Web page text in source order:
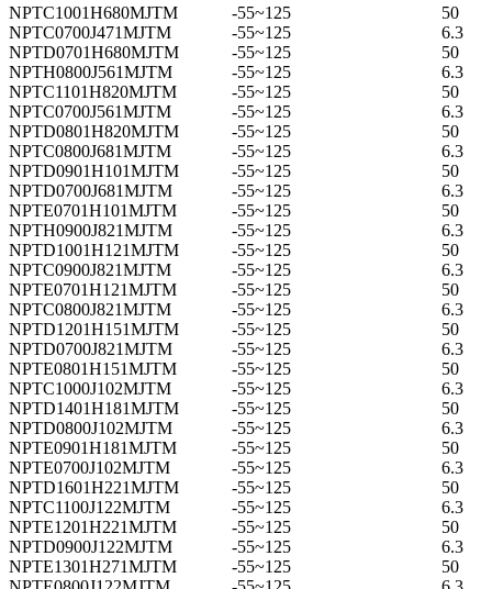
NPTC1001H680MJTM
-55~125
50
NPTC0700J471MJTM
-55~125
6.3
NPTD0701H680MJTM
-55~125
50
NPTH0800J561MJTM
-55~125
6.3
NPTC1101H820MJTM
-55~125
50
NPTC0700J561MJTM
-55~125
6.3
NPTD0801H820MJTM
-55~125
50
NPTC0800J681MJTM
-55~125
6.3
NPTD0901H101MJTM
-55~125
50
NPTD0700J681MJTM
-55~125
6.3
NPTE0701H101MJTM
-55~125
50
NPTH0900J821MJTM
-55~125
6.3
NPTD1001H121MJTM
-55~125
50
NPTC0900J821MJTM
-55~125
6.3
NPTE0701H121MJTM
-55~125
50
NPTC0800J821MJTM
-55~125
6.3
NPTD1201H151MJTM
-55~125
50
NPTD0700J821MJTM
-55~125
6.3
NPTE0801H151MJTM
-55~125
50
NPTC1000J102MJTM
-55~125
6.3
NPTD1401H181MJTM
-55~125
50
NPTD0800J102MJTM
-55~125
6.3
NPTE0901H181MJTM
-55~125
50
NPTE0700J102MJTM
-55~125
6.3
NPTD1601H221MJTM
-55~125
50
NPTC1100J122MJTM
-55~125
6.3
NPTE1201H221MJTM
-55~125
50
NPTD0900J122MJTM
-55~125
6.3
NPTE1301H271MJTM
-55~125
50